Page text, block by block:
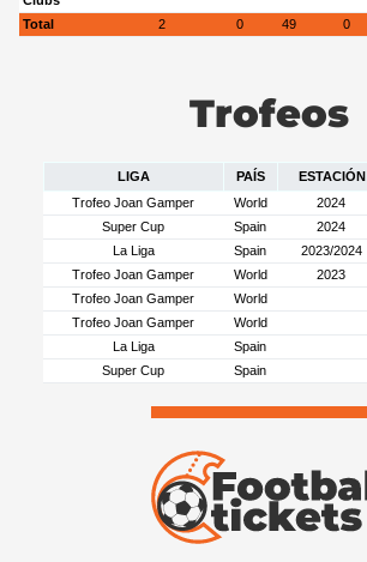
Total 2 0 49 0
Trofeos
LIGA PAÍS ESTACIÓN
Trofeo Joan Gamper
World 2024
Super Cup
Spain 2024
La Liga
Spain 2023/2024
Trofeo Joan Gamper
World 2023
Trofeo Joan Gamper
World
Trofeo Joan Gamper
World
La Liga
Spain
Super Cup
Spain